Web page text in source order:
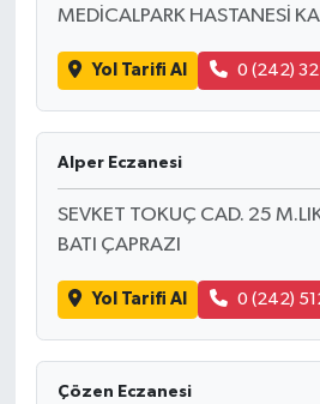
MEDİCALPARK HASTANESİ
Yol Tarifi Al 0 (242)
Alper Eczanesi
SEVKET TOKUÇ CAD. 25
BATI ÇAPRAZI
Yol Tarifi Al 0 (242)
Çözen Eczanesi